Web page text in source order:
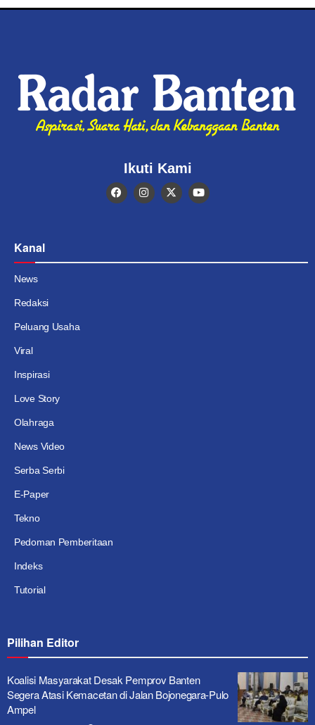
Ikuti Kami
Kanal
News
Redaksi
Peluang Usaha
Viral
Inspirasi
Love Story
Olahraga
News Video
Serba Serbi
E-Paper
Tekno
Pedoman Pemberitaan
Indeks
Tutorial
Pilihan Editor
Koalisi Masyarakat Desak Pemprov Banten
Segera Atasi Kemacetan di Jalan Bojonegara-Pulo
Ampel